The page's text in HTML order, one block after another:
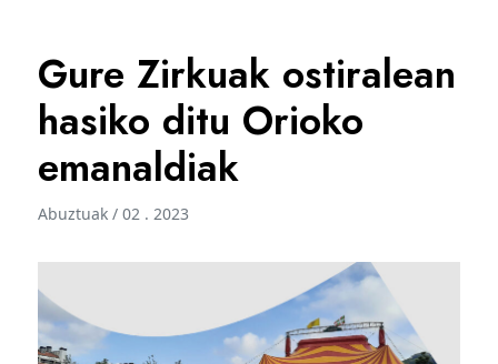
Gure Zirkuak ostiralean
hasiko ditu Orioko
emanaldiak
Abuztuak / 02 . 2023